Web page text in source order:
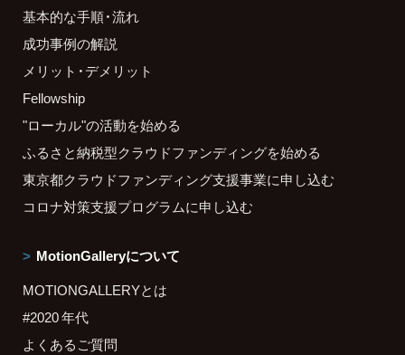
基本的な手順・流れ
成功事例の解説
メリット・デメリット
Fellowship
"ローカル"の活動を始める
ふるさと納税型クラウドファンディングを始める
東京都クラウドファンディング支援事業に申し込む
コロナ対策支援プログラムに申し込む
MotionGalleryについて
MOTIONGALLERYとは
#2020 年代
よくあるご質問